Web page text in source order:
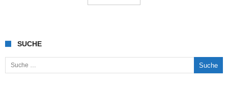
SUCHE
Suche nach: